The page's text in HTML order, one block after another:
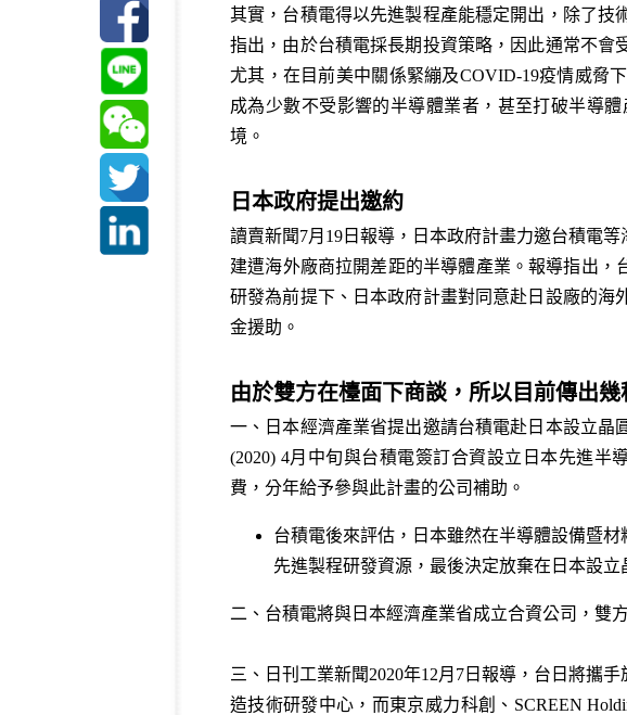
其實，台積電得以先進製程產能穩定開出，除了技
指出，由於台積電採長期投資策略，因此通常不會
尤其，在目前美中關係緊繃及COVID-19疫情威脅
成為少數不受影響的半導體業者，甚至打破半導
境。
日本政府提出邀約
讀賣新聞7月19日報導，日本政府計畫力邀台積電
建遭海外廠商拉開差距的半導體產業。報導指出
研發為前提下、日本政府計畫對同意赴日設廠的海
金援助。
由於雙方在檯面下商談，所以目前傳出幾
一、日本經濟產業省提出邀請台積電赴日本設立
(2020) 4月中旬與台積電簽訂合資設立日本先進半
費，分年給予參與此計畫的公司補助。
台積電後來評估，日本雖然在半導體設備暨
先進製程研發資源，最後決定放棄在日本設立
二、台積電將與日本經濟產業省成立合資公司，雙
三、日刊工業新聞2020年12月7日報導，台日將攜
造技術研發中心，而東京威力科創、SCREEN